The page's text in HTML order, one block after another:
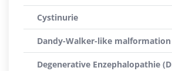
Cystinurie
Dandy-Walker-like malformation
Degenerative Enzephalopathie